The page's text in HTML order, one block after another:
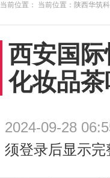
当前位置： 当前位置： 陕西华筑
西安国
化妆品
2024-09-28
须登录后显示完